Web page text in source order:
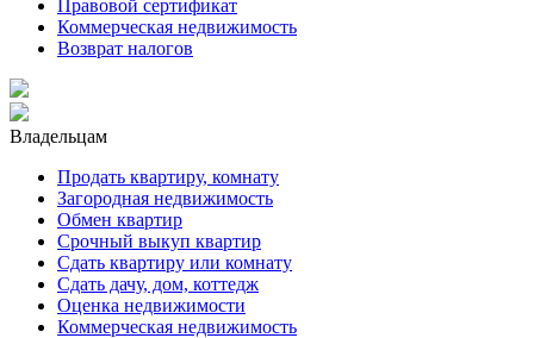
Правовой сертификат
Коммерческая недвижимость
Возврат налогов
Владельцам
Продать квартиру, комнату
Загородная недвижимость
Обмен квартир
Срочный выкуп квартир
Сдать квартиру или комнату
Сдать дачу, дом, коттедж
Оценка недвижимости
Коммерческая недвижимость